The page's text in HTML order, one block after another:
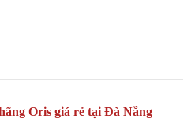
Oris giá rẻ tại Đà Nẵng